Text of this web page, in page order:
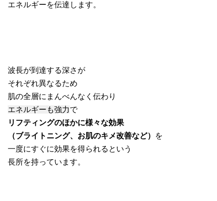
エネルギーを伝達します。
波長が到達する深さが
それぞれ異なるため
肌の全層にまんべんなく伝わり
エネルギーも強力で
リフティングのほかに様々な効果
（ブライトニング、お肌のキメ改善など）
を
一度にすぐに効果を得られるという
長所を持っています。